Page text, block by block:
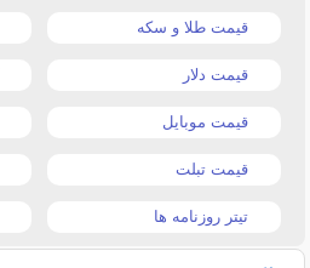
قیمت طلا و سکه
قیمت دلار
قیمت موبایل
قیمت تبلت
تیتر روزنامه ها